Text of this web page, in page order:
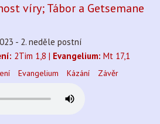
víry; Tábor a Getsemane
- 2. neděle postní
2Tim 1,8 | Evangelium: Mt 17,1
Evangelium Kázání Závěr